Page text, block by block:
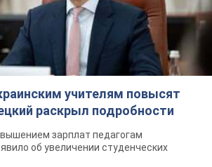
учителям повысят
раскрыл подробности
зарплат педагогам
об увеличении студенческих